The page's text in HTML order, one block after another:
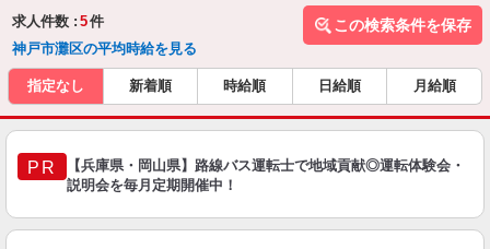
求人件数 : 5件
神戸市灘区の平均時給を見る
この検索条件を保存
指定なし 新着順 時給順 日給順 月給順
PR
【兵庫県・岡山県】路線バス運転士で地域貢献◎運転体験会・
説明会を毎月定期開催中！